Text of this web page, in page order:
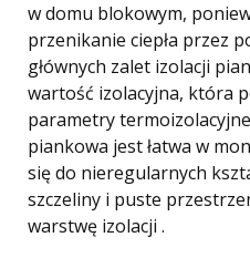
w domu blokowym,
przenikanie ciepła przez
głównych zalet izolacji
wartość izolacyjna, która
parametry
piankowa jest łatwa w
się do nieregularnych
szczeliny i puste
warstwę izolacji .